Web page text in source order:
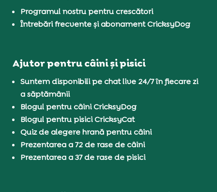
Programul nostru pentru crescători
Întrebări frecvente și abonament CricksyDog
Ajutor pentru câini și pisici
Suntem disponibili pe chat live 24/7 în fiecare zi
a săptămânii
Blogul pentru câini CricksyDog
Blogul pentru pisici CricksyCat
Quiz de alegere hrană pentru câini
Prezentarea a 72 de rase de câini
Prezentarea a 37 de rase de pisici